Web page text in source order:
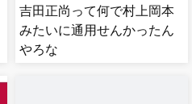
吉田正尚って何で村上岡本
みたいに通用せんかったん
やろな